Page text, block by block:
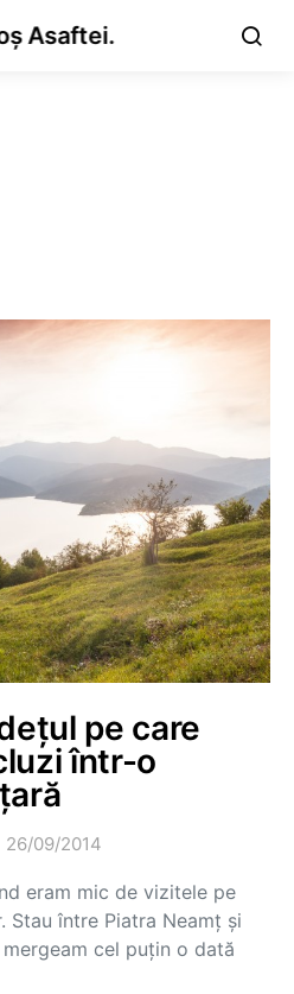
Asaftei.
pe care
într-o
26/09/2014
eram mic de vizitele pe
Stau între Piatra Neamț și
cel puțin o dată